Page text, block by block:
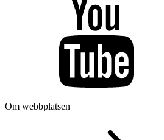
Om webbplatsen